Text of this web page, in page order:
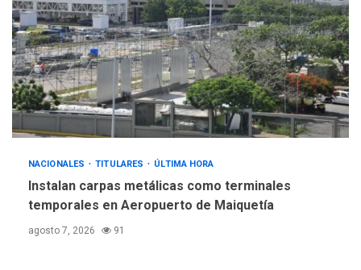
4
nueva mesa de diálogo
INTERNACIONALES ÚLTIMA HORA
Hiroshima 81 años de la
debacle atómica. Japón
debate principios no
nucleares
NACIONALES TITULARES ÚLTIMA HORA
Instalan carpas metálicas como terminales
temporales en Aeropuerto de Maiquetía
agosto 7, 2026 91